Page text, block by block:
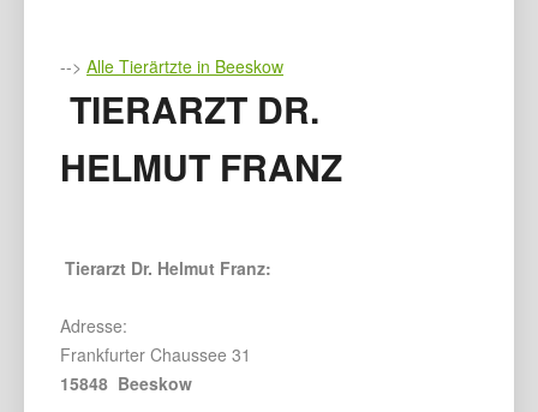
--> Alle Tierärtzte in Beeskow
TIERARZT DR.
HELMUT FRANZ
Tierarzt Dr. Helmut Franz:
Adresse:
Frankfurter Chaussee 31
15848 Beeskow